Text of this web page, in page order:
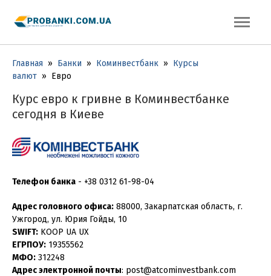
Главная » Банки » Коминвестбанк » Курсы
валют » Евро
Курс евро к гривне в Коминвестбанке
сегодня в Киеве
Телефон банка - +38 0312 61-98-04
Адрес головного офиса: 88000, Закарпатская область, г.
Ужгород, ул. Юрия Гойды, 10
SWIFT: KOOP UA UX
ЕГРПОУ: 19355562
МФО: 312248
Адрес электронной почты: post@atcominvestbank.com